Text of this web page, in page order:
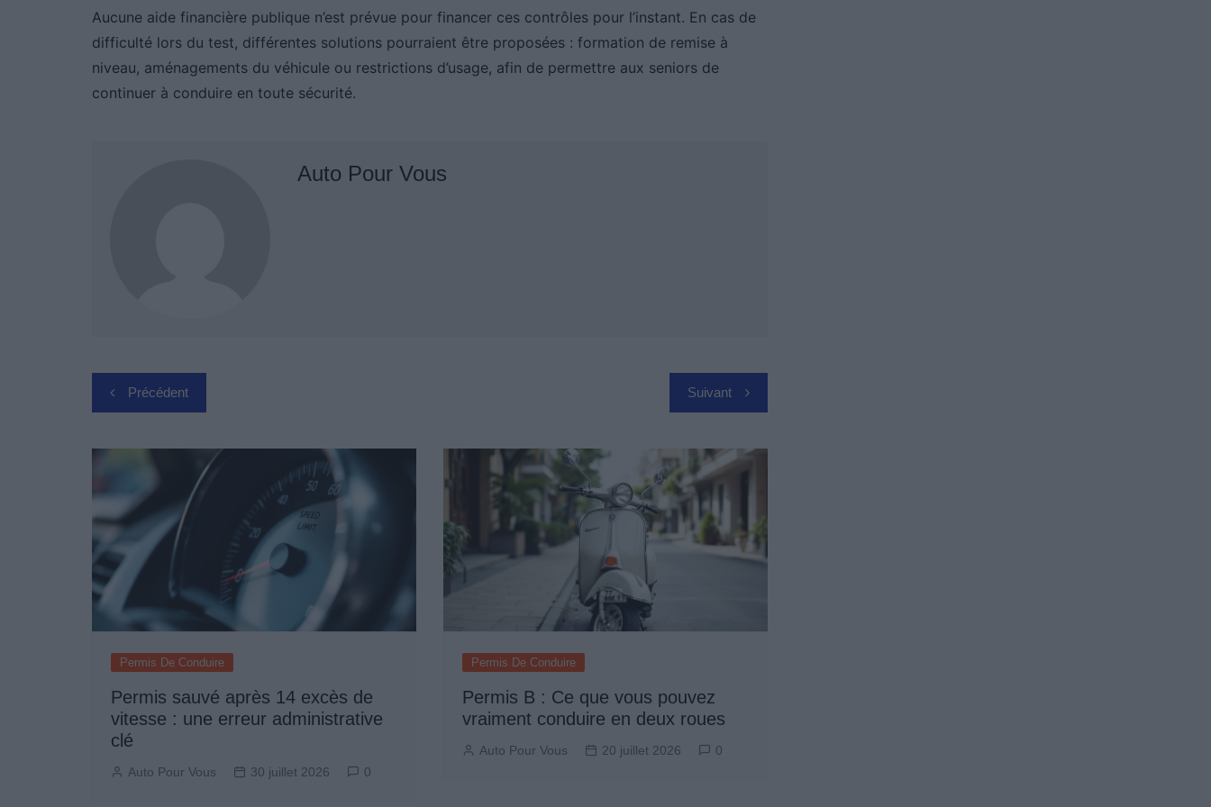
Aucune aide financière publique n’est prévue pour financer ces contrôles pour l’instant. En cas de
difficulté lors du test, différentes solutions pourraient être proposées : formation de remise à
niveau, aménagements du véhicule ou restrictions d’usage, afin de permettre aux seniors de
continuer à conduire en toute sécurité.
Auto Pour Vous
Navigation
de
l’article
Précédent Suivant
Permis De Conduire
Permis sauvé après 14 excès de
vitesse : une erreur administrative
clé
Auto Pour Vous 30 juillet 2026 0
Permis De Conduire
Permis B : Ce que vous pouvez
vraiment conduire en deux roues
Auto Pour Vous 20 juillet 2026 0